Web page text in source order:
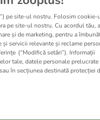
ingrediente alese pentru a
pe site-ul nostru. Folosim cookie-
pe site-ul nostru. Cu acordul tău,
și de marketing, pentru a
servicii relevante și reclame
(“Modifică setări”). Informații
tale, datele personale
în secțiunea destinată protecției